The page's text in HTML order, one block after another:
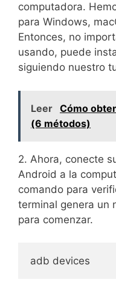
computadora.
para Windows,
Entonces, no
usando, puede
siguiendo nuestro
Leer Cómo
(6 métodos)
2. Ahora, conecte
Android a la
comando para
terminal genera un
para comenzar.
adb devices